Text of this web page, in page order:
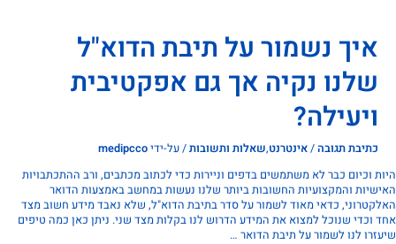
איך נשמור על תיבת הדוא"ל
שלנו נקיה אך גם אפקטיבית
ויעילה?
כתיבת תגובה/אינטרנט,שאלות ותשובות/ על-ידיmedipcco
וכיום כבר לא משתמשים בדפים וניירות כדי לכתוב מכתבים, ורב ההתכתבויות
והמקצועיות החשובות ביותר שלנו נעשות במחשב באמצעות הדואר
כדאי מאוד לשמור על סדר בתיבת הדוא"ל, שלא נאבד מידע חשוב מצד
שנוכל למצוא את המידע הדרוש לנו בקלות מצד שני. ניתן כאן כמה טיפים
לנו לשמור על תיבת הדואר …